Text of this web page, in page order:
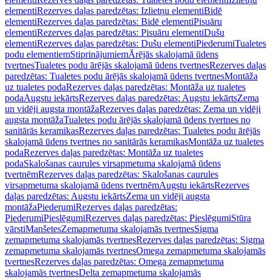
elementiRezerves daļas paredzētas: Izlietņu elementiBidē
elementiRezerves daļas paredzētas: Bidē elementiPisuāru
elementiRezerves daļas paredzētas: Pisuāru elementiDušu
elementiRezerves daļas paredzētas: Dušu elementiPiederumiTualetes
podu elementiemStiprinājumiemĀrējās skalojamā ūdens
tvertnesTualetes podu ārējās skalojamā ūdens tvertnesRezerves daļas
paredzētas: Tualetes podu ārējās skalojamā ūdens tvertnesMontāža
uz tualetes podaRezerves daļas paredzētas: Montāža uz tualetes
podaAugstu iekārtsRezerves daļas paredzētas: Augstu iekārtsZema
un vidēji augsta montāžaRezerves daļas paredzētas: Zema un vidēji
augsta montāžaTualetes podu ārējās skalojamā ūdens tvertnes no
sanitārās keramikasRezerves daļas paredzētas: Tualetes podu ārējās
skalojamā ūdens tvertnes no sanitārās keramikasMontāža uz tualetes
podaRezerves daļas paredzētas: Montāža uz tualetes
podaSkalošanas caurules virsapmetuma skalojamā ūdens
tvertnēmRezerves daļas paredzētas: Skalošanas caurules
virsapmetuma skalojamā ūdens tvertnēmAugstu iekārtsRezerves
daļas paredzētas: Augstu iekārtsZema un vidēji augsta
montāžaPiederumiRezerves daļas paredzētas:
PiederumiPieslēgumiRezerves daļas paredzētas: PieslēgumiStūra
vārstiManšetesZemapmetuma skalojamās tvertnesSigma
zemapmetuma skalojamās tvertnesRezerves daļas paredzētas: Sigma
zemapmetuma skalojamās tvertnesOmega zemapmetuma skalojamās
tvertnesRezerves daļas paredzētas: Omega zemapmetuma
skalojamās tvertnesDelta zemapmetuma skalojamās